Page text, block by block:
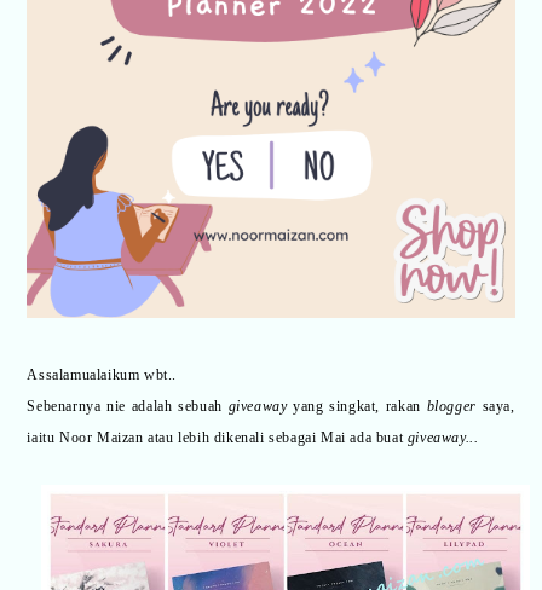
Assalamualaikum wbt..
Sebenarnya nie adalah sebuah giveawayyang singkat, rakan blogger saya,
iaitu Noor Maizan atau lebih dikenali sebagai Mai ada buat giveaway...